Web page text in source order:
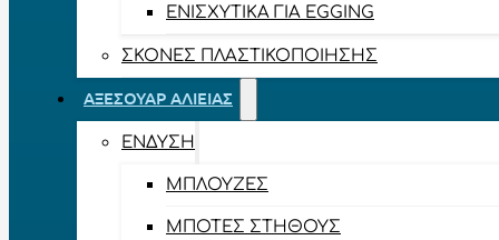
ΕΝΙΣΧΥΤΙΚΆ ΓΙΑ EGGING
ΣΚΌΝΕΣ ΠΛΑΣΤΙΚΟΠΟΊΗΣΗΣ
ΑΞΕΣΟΥΆΡ ΑΛΙΕΊΑΣ
ΈΝΔΥΣΗ
ΜΠΛΟΎΖΕΣ
ΜΠΌΤΕΣ ΣΤΉΘΟΥΣ